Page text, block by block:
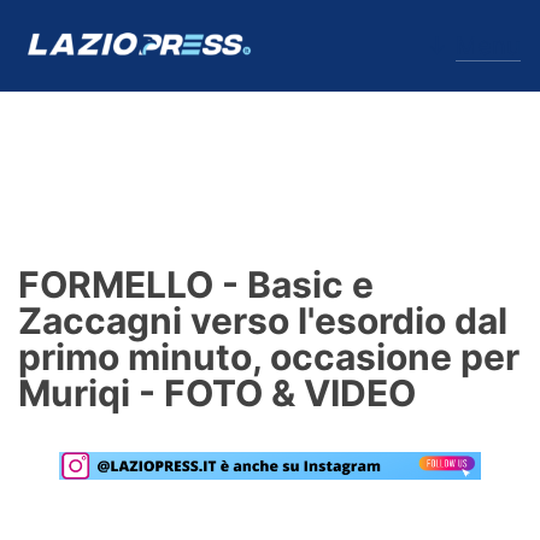
Formello
Infortuni
Primavera
Calciomercato
FORMELLO - Basic e
Zaccagni verso l'esordio dal
primo minuto, occasione per
Muriqi - FOTO & VIDEO